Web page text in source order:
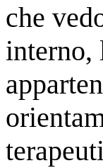
che
interno,